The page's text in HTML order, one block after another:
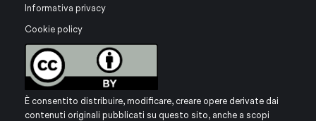
Informativa privacy
Cookie policy
È consentito distribuire, modificare, creare opere derivate dai
contenuti originali pubblicati su questo sito, anche a scopi